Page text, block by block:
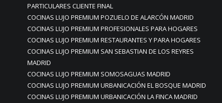
PARTICULARES CLIENTE FINAL
COCINAS LUJO PREMIUM POZUELO DE ALARCÓN MADRID
COCINAS LUJO PREMIUM PROFESIONALES PARA HOGARES
COCINAS LUJO PREMIUM RESTAURANTES Y PARA HOGARES
COCINAS LUJO PREMIUM SAN SEBASTIAN DE LOS REYRES
MADRID
COCINAS LUJO PREMIUM SOMOSAGUAS MADRID
COCINAS LUJO PREMIUM URBANICACIÓN EL BOSQUE MADRID
COCINAS LUJO PREMIUM URBANICACIÓN LA FINCA MADRID